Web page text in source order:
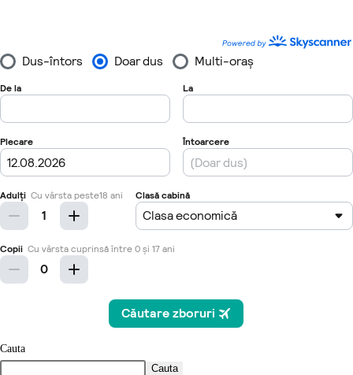
Cauta
Cauta